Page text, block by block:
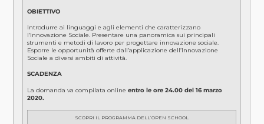
OBIETTIVO
Introdurre ai linguaggi e agli elementi che caratterizzano
l’Innovazione Sociale. Presentare una panoramica sui principali
strumenti e metodi di lavoro per progettare innovazione sociale.
Esporre le opportunità offerte dall’applicazione dell’Innovazione
Sociale a diversi ambiti di attività.
SCADENZA
La domanda va compilata online entro le ore 24.00 del 16 marzo
2020.
SCOPRI IL PROGRAMMA DELL’OPEN SCHOOL